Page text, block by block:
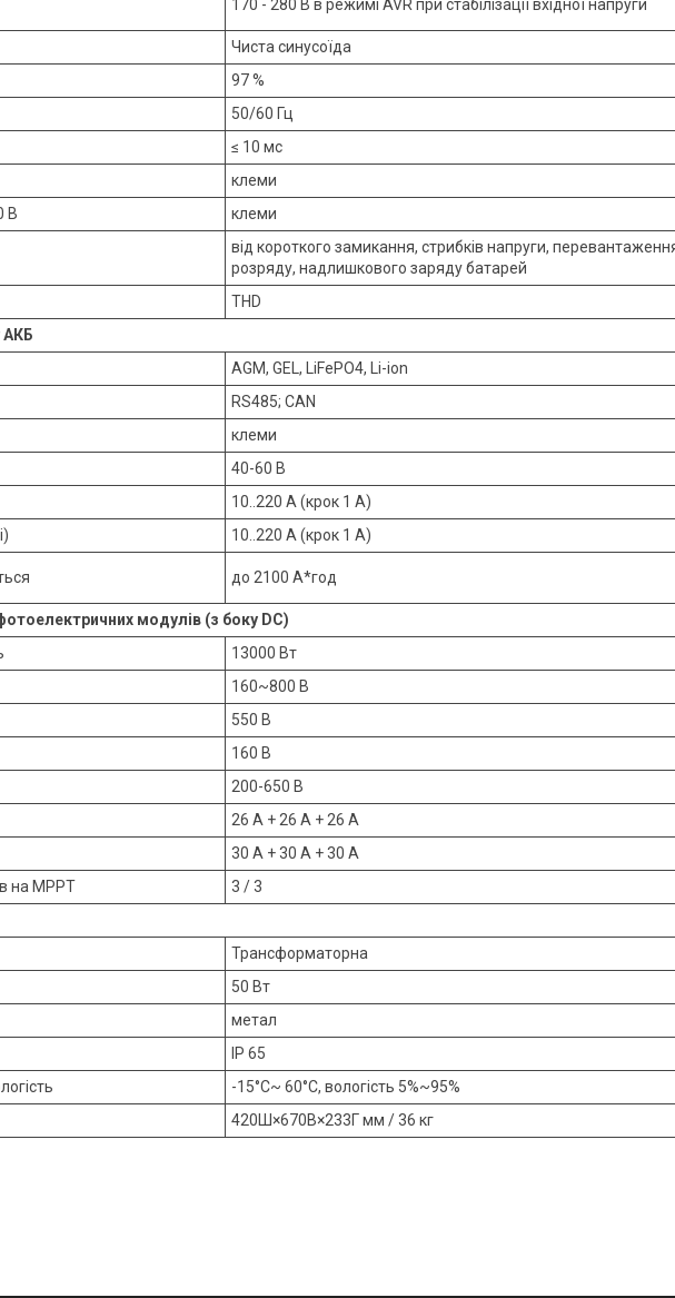
170 - 280 В в режимі AVR при стабілізації вхідної напруги
Чиста синусоїда
97 %
50/60 Гц
≤ 10 мс
клеми
В
клеми
від короткого замикання, стрибків напруги,
розряду, надлишкового заряду батарей
THD
АКБ
AGM, GEL, LiFePO4, Li-ion
RS485; CAN
клеми
40-60 В
10..220 А (крок 1 А)
10..220 А (крок 1 А)
до 2100 А*год
модулів (з боку DC)
13000 Вт
160~800 В
550 В
160 В
200-650 В
26 A + 26 А + 26 А
30 A + 30 А + 30 А
на MPPT
3 / 3
Трансформаторна
50 Вт
метал
IP 65
-15°C~ 60°C, вологість 5%~95%
420Ш×670В×233Г мм / 36 кг